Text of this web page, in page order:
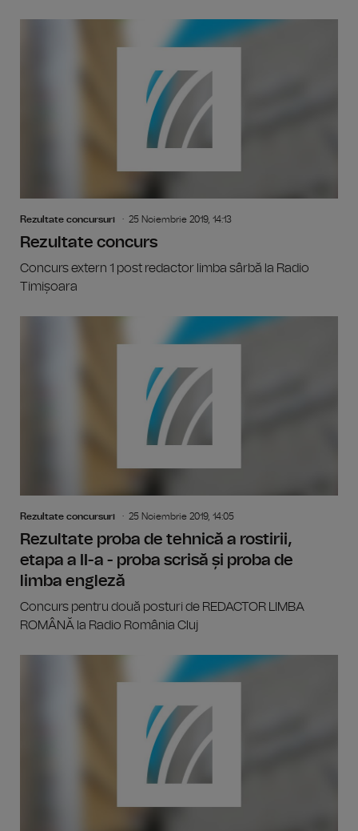
Rezultate concursuri 25 Noiembrie 2019, 14:13
Rezultate concurs
Concurs extern 1 post redactor limba sârbă la Radio
Timișoara
Rezultate concursuri 25 Noiembrie 2019, 14:05
Rezultate proba de tehnică a rostirii,
etapa a II-a - proba scrisă și proba de
limba engleză
Concurs pentru două posturi de REDACTOR LIMBA
ROMÂNĂ la Radio România Cluj